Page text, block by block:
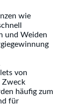
wie
und Weiden
von
Zweck
häufig zum
für